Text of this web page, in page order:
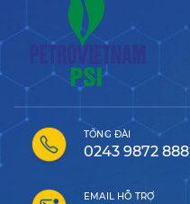
TỔNG ĐÀI
0243 9872 888
EMAIL HỖ TRỢ